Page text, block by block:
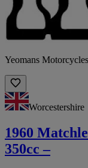
Yeomans
Worcestershire
1960
350cc –